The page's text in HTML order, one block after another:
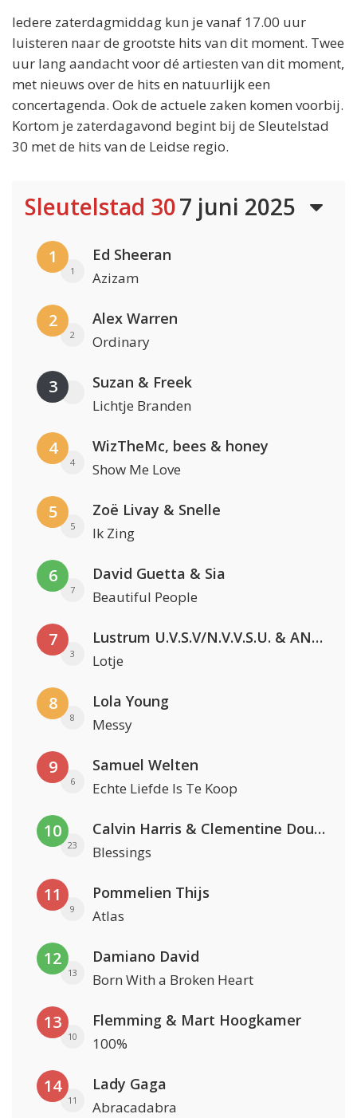
Iedere zaterdagmiddag kun je vanaf 17.00 uur
luisteren naar de grootste hits van dit moment. Twee
uur lang aandacht voor dé artiesten van dit moment,
met nieuws over de hits en natuurlijk een
concertagenda. Ook de actuele zaken komen voorbij.
Kortom je zaterdagavond begint bij de Sleutelstad
30 met de hits van de Leidse regio.
Sleutelstad 307 juni 2025
1
1
Ed Sheeran
Azizam
2
2
Alex Warren
Ordinary
3 Suzan & Freek
Lichtje Branden
4
4
WizTheMc, bees & honey
Show Me Love
5
5
Zoë Livay & Snelle
Ik Zing
6
7
David Guetta & Sia
Beautiful People
7
3
Lustrum U.V.S.V/N.V.V.S.U. & ANNO ONS & Jopke van Dobbenburgh & Roeland Beelen
Lotje
8
8
Lola Young
Messy
9
6
Samuel Welten
Echte Liefde Is Te Koop
10
23
Calvin Harris & Clementine Douglas
Blessings
11
9
Pommelien Thijs
Atlas
12
13
Damiano David
Born With a Broken Heart
13
10
Flemming & Mart Hoogkamer
100%
14
11
Lady Gaga
Abracadabra